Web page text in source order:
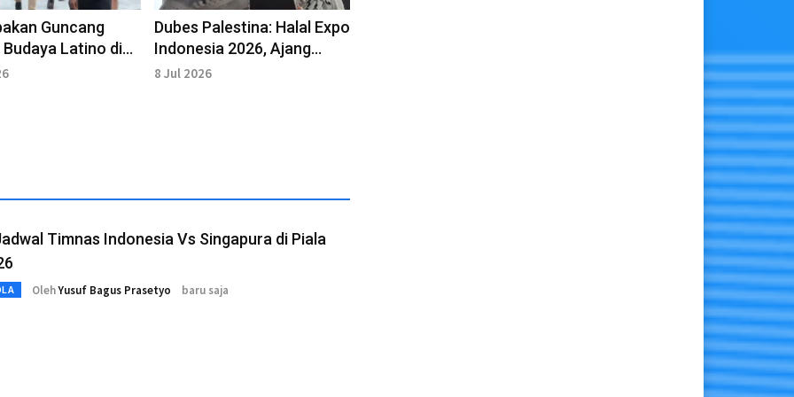
Guncang
Latino di
Dua Orang Tewas
Dubes Palestina: Halal Expo
Indonesia 2026, Ajang
Perkuat Hubungan
8 Jul 2026
Timnas Indonesia Vs Singapura di Piala
OlehYusuf Bagus Prasetyo baru saja